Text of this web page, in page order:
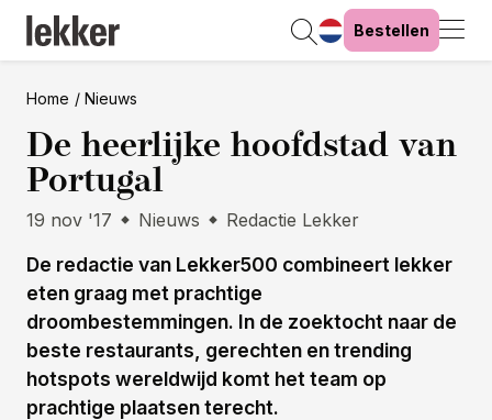
Bestellen
Home Nieuws
De heerlijke hoofdstad van
Portugal
19 nov '17 Nieuws Redactie Lekker
De redactie van Lekker500 combineert lekker
eten graag met prachtige
droombestemmingen. In de zoektocht naar de
beste restaurants, gerechten en trending
hotspots wereldwijd komt het team op
prachtige plaatsen terecht.